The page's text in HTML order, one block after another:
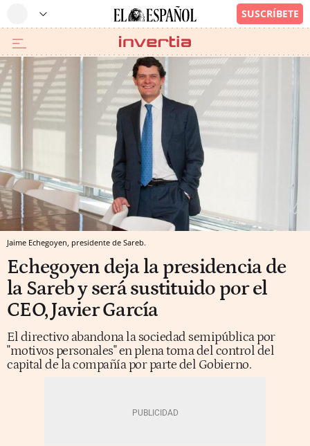
Jaime Echegoyen, presidente de Sareb.
Echegoyen deja la presidencia de
la Sareb y será sustituido por el
CEO, Javier García
El directivo abandona la sociedad semipública por
"motivos personales" en plena toma del control del
capital de la compañía por parte del Gobierno.